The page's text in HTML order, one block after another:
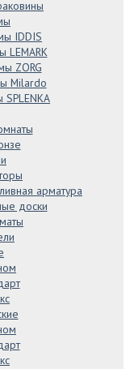
IDDIS
LEMARK
ZORG
Milardo
арматура
доски